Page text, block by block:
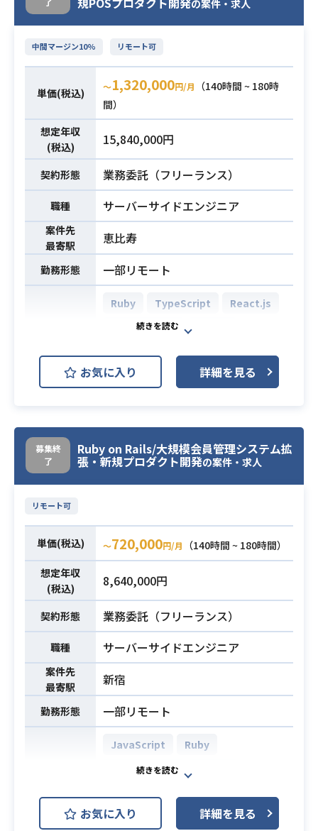
・テックリードや技術リードとして
プロジェクトやチームをリードした
経験
業務内容
・新機能開発
・インフラ環境構築
・既存機能の改善
・システム改善 etc.
必須スキル
・英語を用いた業務経験 ※本面談時
ジネスレベル以上の英語力が必須と
なります
・N1の保有 ※外国籍の方のみ
・Pythonを用いた開発経験3年以上
・AWS環境での業務経験3年以上
・MongoDB・DynamoDB・Couch
DB・BaseX)等のドキュメント型デ
の案件・求人
中間マージン10% リモート可
単価(税込) 〜1,320,000円/月
（140時間 ~ 180時
間）
想定年収
(税込)
15,840,000円
契約形態 業務委託（フリーランス）
職種 サーバーサイドエンジニア
案件先
最寄駅
恵比寿
勤務形態 一部リモート
Ruby TypeScript
React.js
Ruby on Rails
Docker
Kubernetes
Slack
Next.js
業務内容
お願いします。
「システム・プロダクト全体を理解
して、適切な設計を考えAIエージェ
ントチームで開発させる」というこ
うのではなく「システム・プロダク
トをおまかせする」ようなポジショ
ンです。
【概要】
■AI中心のフルサイクル開発
・要件定義の構造化からコード生
成、テスト実装まで、AIを最大限活
用した爆速開発の実践
・AIの出力を鵜呑みにせず、「なぜ
これで動くのか」を裏打ちする力が
求められます
■開発環境
フロントエンド：TypeScript / Next.
js / React
(技術選定から関われる方を優先)
インフラ：オンプレKubernetes, Do
お気に入り 詳細を見る
募集終
了
Ruby on Rails/大規模会員管理システム拡
張・新規プロダクト開発の案件・求人
リモート可
単価(税込) 〜720,000円/月
（140時間 ~ 180時間）
想定年収
(税込)
8,640,000円
契約形態 業務委託（フリーランス）
職種 サーバーサイドエンジニア
案件先
最寄駅
新宿
勤務形態 一部リモート
開発環境
JavaScript
Ruby
Ruby on Rails
AWS (Amazon Web Services)
Backlog
GitHub
お気に入り 詳細を見る